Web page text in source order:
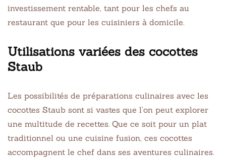
investissement rentable, tant pour les chefs au
restaurant que pour les cuisiniers à domicile.
Utilisations variées des cocottes
Staub
Les possibilités de préparations culinaires avec les
cocottes Staub sont si vastes que l’on peut explorer
une multitude de recettes. Que ce soit pour un plat
traditionnel ou une cuisine fusion, ces cocottes
accompagnent le chef dans ses aventures culinaires.